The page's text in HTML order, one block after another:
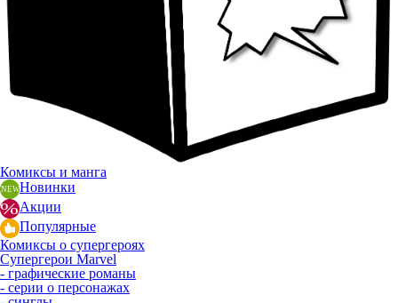
Комиксы и манга
Новинки
Акции
Популярные
Комиксы о супергероях
Супергерои Marvel
- графические романы
- серии о персонажах